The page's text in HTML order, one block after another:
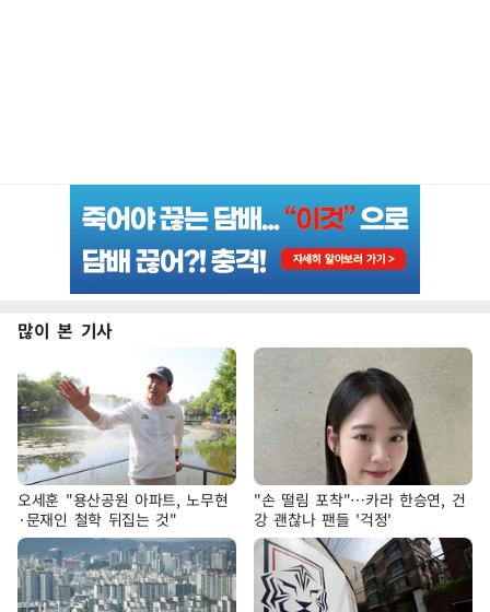
많이 본 기사
오세훈 "용산공원 아파트, 노무현
·문재인 철학 뒤집는 것"
"손 떨림 포착"…카라 한승연, 건
강 괜찮나 팬들 '걱정'